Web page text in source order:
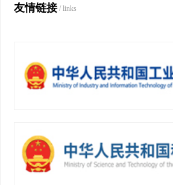
友情链接/ links